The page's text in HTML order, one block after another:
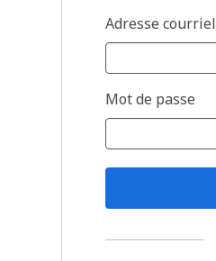
Adresse courriel
Mot de passe